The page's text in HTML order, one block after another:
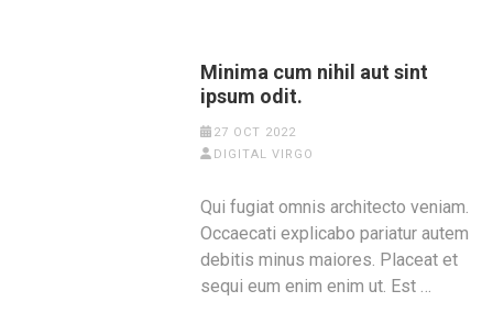
Minima cum nihil aut sint
ipsum odit.
27 OCT 2022
DIGITAL VIRGO
Qui fugiat omnis architecto veniam.
Occaecati explicabo pariatur autem
debitis minus maiores. Placeat et
sequi eum enim enim ut. Est …